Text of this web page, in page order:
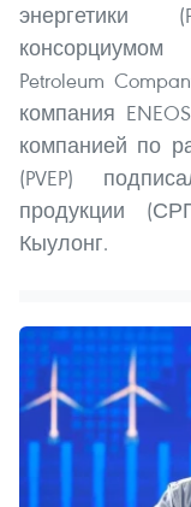
энергетики
Petroleum
компания
компанией по
(PVEP)
продукции
Кыулонг.